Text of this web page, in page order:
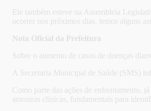
Ele também esteve na Assembleia
ocorrer nos próximos dias, temos alguns
Nota Oficial da Prefeitura
Sobre o aumento de casos de doenças
A Secretaria Municipal de Saúde (SMS)
Como parte das ações de enfrentamento,
amostras clínicas, fundamentais para